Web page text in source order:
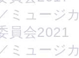
ミュージ
員会2021
ミュージ